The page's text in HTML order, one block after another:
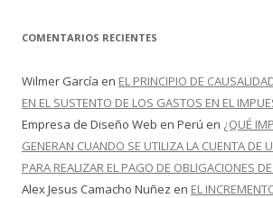
COMENTARIOS RECIENTES
Wilmer García en EL PRINCIPIO DE
EN EL SUSTENTO DE LOS GASTOS EN EL
Empresa de Diseño Web en Perú en ¿QUÉ
GENERAN CUANDO SE UTILIZA LA CUENTA DE
PARA REALIZAR EL PAGO DE OBLIGACIONES
Alex Jesus Camacho Nuñez en EL